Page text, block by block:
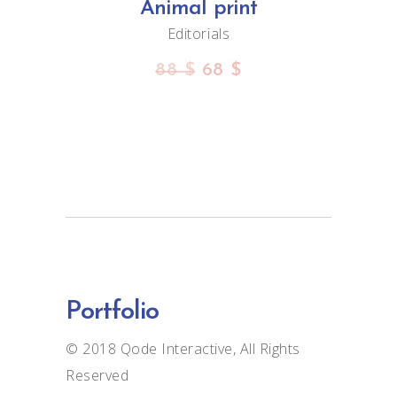
Animal print
Editorials
88$ 68 $
Portfolio
© 2018 Qode Interactive, All Rights
Reserved